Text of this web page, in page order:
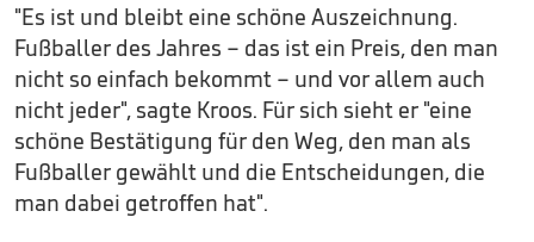
"Es ist und bleibt eine schöne Auszeichnung.
Fußballer des Jahres – das ist ein Preis, den man
nicht so einfach bekommt – und vor allem auch
nicht jeder", sagte Kroos. Für sich sieht er "eine
schöne Bestätigung für den Weg, den man als
Fußballer gewählt und die Entscheidungen, die
man dabei getroffen hat".